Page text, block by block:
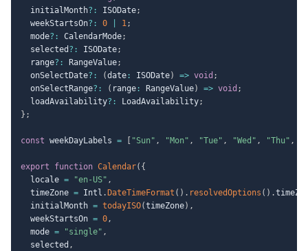
  initialMonth
? : ISODate;
  weekStartsOn
? : 0 1;
  mode
? : CalendarMode;
  selected
? : ISODate;
  range
? : RangeValue;
  onSelectDate
? : (date : ISODate) => void ;
  onSelectRange
? : ( range : RangeValue) => void ;
  loadAvailability
? : LoadAvailability;
} ;
const weekDayLabels = "Sun" , "Mon" , "Tue" , "Wed" , "Thu" ,
export function Calendar( {
  locale
= "en-US" ,
  timeZone
= Intl . DateTimeFormat ( ) . resolvedOptions ( ) .
  initialMonth
= todayISO(timeZone) ,
  weekStartsOn
= 0,
  mode
= "single" ,
  selected
,